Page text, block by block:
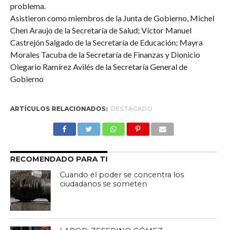
problema.
Asistieron como miembros de la Junta de Gobierno, Michel
Chen Araujo de la Secretaría de Salud; Víctor Manuel
Castrejón Salgado de la Secretaría de Educación; Mayra
Morales Tacuba de la Secretaría de Finanzas y Dionicio
Olegario Ramírez Avilés de la Secretaría General de
Gobierno
ARTÍCULOS RELACIONADOS: DESTACADO
RECOMENDADO PARA TI
Cuando el poder se concentra los
ciudadanos se someten